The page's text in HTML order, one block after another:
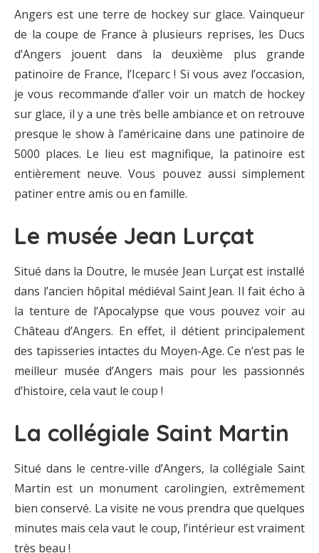
Angers est une terre de hockey sur glace. Vainqueur
de la coupe de France à plusieurs reprises, les Ducs
d’Angers jouent dans la deuxième plus grande
patinoire de France, l’Iceparc ! Si vous avez l’occasion,
je vous recommande d’aller voir un match de hockey
sur glace, il y a une très belle ambiance et on retrouve
presque le show à l’américaine dans une patinoire de
5000 places. Le lieu est magnifique, la patinoire est
entièrement neuve. Vous pouvez aussi simplement
patiner entre amis ou en famille.
Le musée Jean Lurçat
Situé dans la Doutre, le musée Jean Lurçat est installé
dans l’ancien hôpital médiéval Saint Jean. Il fait écho à
la tenture de l’Apocalypse que vous pouvez voir au
Château d’Angers. En effet, il détient principalement
des tapisseries intactes du Moyen-Age. Ce n’est pas le
meilleur musée d’Angers mais pour les passionnés
d’histoire, cela vaut le coup !
La collégiale Saint Martin
Situé dans le centre-ville d’Angers, la collégiale Saint
Martin est un monument carolingien, extrêmement
bien conservé. La visite ne vous prendra que quelques
minutes mais cela vaut le coup, l’intérieur est vraiment
très beau !